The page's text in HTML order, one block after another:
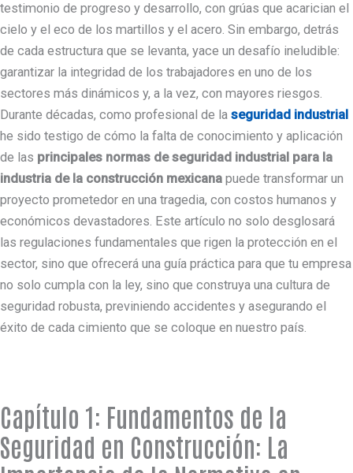
testimonio de progreso y desarrollo, con grúas que acarician el
cielo y el eco de los martillos y el acero. Sin embargo, detrás
de cada estructura que se levanta, yace un desafío ineludible:
garantizar la integridad de los trabajadores en uno de los
sectores más dinámicos y, a la vez, con mayores riesgos.
Durante décadas, como profesional de la seguridad industrial
he sido testigo de cómo la falta de conocimiento y aplicación
de las principales normas de seguridad industrial para la
industria de la construcción mexicana puede transformar un
proyecto prometedor en una tragedia, con costos humanos y
económicos devastadores. Este artículo no solo desglosará
las regulaciones fundamentales que rigen la protección en el
sector, sino que ofrecerá una guía práctica para que tu empresa
no solo cumpla con la ley, sino que construya una cultura de
seguridad robusta, previniendo accidentes y asegurando el
éxito de cada cimiento que se coloque en nuestro país.
Capítulo 1: Fundamentos de la
Seguridad en Construcción: La